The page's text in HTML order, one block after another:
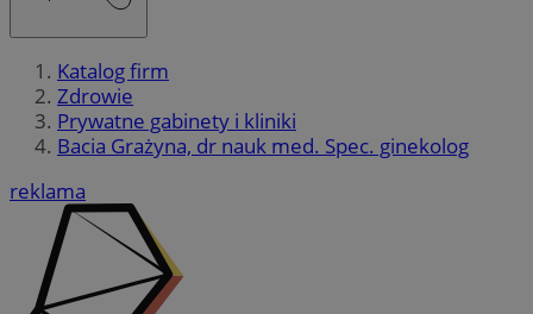
Katalog firm
Zdrowie
Prywatne gabinety i kliniki
Bacia Grażyna, dr nauk med. Spec. ginekolog
reklama